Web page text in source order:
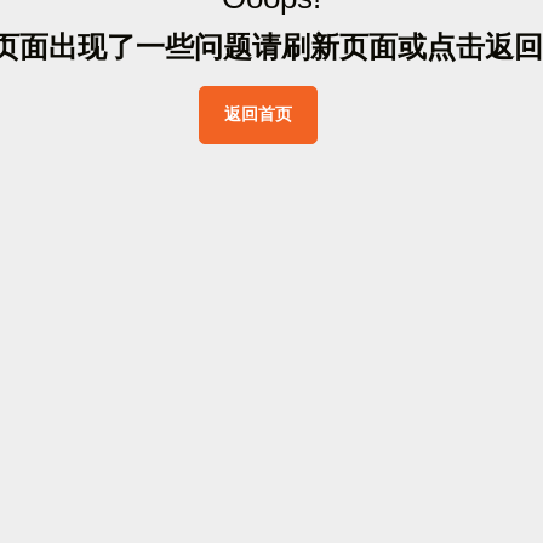
面出现了一些问题请刷新页面或点击返 回
返回首页